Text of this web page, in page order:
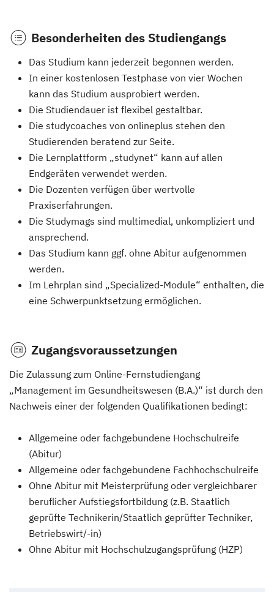
Besonderheiten des Studiengangs
Das Studium kann jederzeit begonnen werden.
In einer kostenlosen Testphase von vier Wochen
kann das Studium ausprobiert werden.
Die Studiendauer ist flexibel gestaltbar.
Die studycoaches von onlineplus stehen den
Studierenden beratend zur Seite.
Die Lernplattform „studynet“ kann auf allen
Endgeräten verwendet werden.
Die Dozenten verfügen über wertvolle
Praxiserfahrungen.
Die Studymags sind multimedial, unkompliziert und
ansprechend.
Das Studium kann ggf. ohne Abitur aufgenommen
werden.
Im Lehrplan sind „Specialized-Module“ enthalten, die
eine Schwerpunktsetzung ermöglichen.
Zugangsvoraussetzungen
Die Zulassung zum Online-Fernstudiengang
„Management im Gesundheitswesen (B.A.)“ ist durch den
Nachweis einer der folgenden Qualifikationen bedingt:
Allgemeine oder fachgebundene Hochschulreife
(Abitur)
Allgemeine oder fachgebundene Fachhochschulreife
Ohne Abitur mit Meisterprüfung oder vergleichbarer
beruflicher Aufstiegsfortbildung (z.B. Staatlich
geprüfte Technikerin/Staatlich geprüfter Techniker,
Betriebswirt/-in)
Ohne Abitur mit Hochschulzugangsprüfung (HZP)